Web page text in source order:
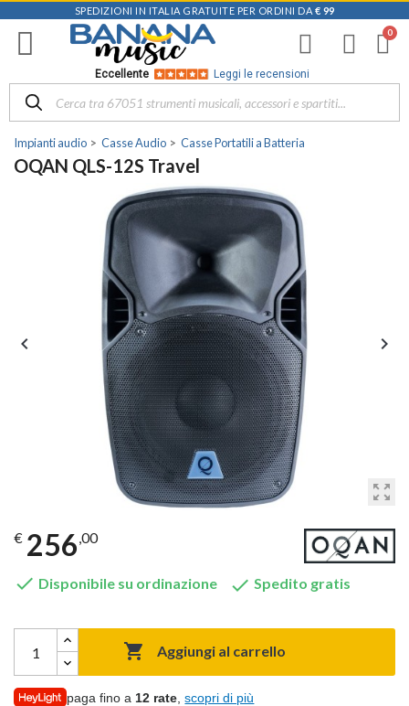
SPEDIZIONI IN ITALIA GRATUITE PER ORDINI DA € 99
Eccellente Leggi le recensioni
Impianti audio Casse Audio Casse Portatili a Batteria
OQAN QLS-12S Travel
zoom_out_map
 
€ 256,00
 Disponibile su ordinazione  Spedito gratis
 Aggiungi al carrello
paga fino a 12 rate ,scopri di più